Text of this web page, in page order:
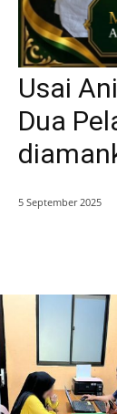
Usai
Dua
5 September 2025